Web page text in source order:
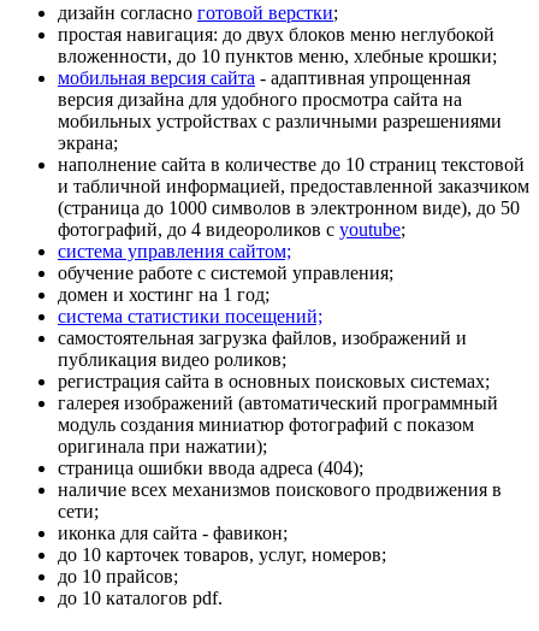
дизайн согласно готовой верстки;
простая навигация: до двух блоков меню неглубокой
вложенности, до 10 пунктов меню, хлебные крошки;
мобильная версия сайта - адаптивная упрощенная
версия дизайна для удобного просмотра сайта на
мобильных устройствах с различными разрешениями
экрана;
наполнение сайта в количестве до 10 страниц текстовой
и табличной информацией, предоставленной заказчиком
(страница до 1000 символов в электронном виде), до 50
фотографий, до 4 видеороликов с youtube;
система управления сайтом;
обучение работе с системой управления;
домен и хостинг на 1 год;
система статистики посещений;
самостоятельная загрузка файлов, изображений и
публикация видео роликов;
регистрация сайта в основных поисковых системах;
галерея изображений (автоматический программный
модуль создания миниатюр фотографий с показом
оригинала при нажатии);
страница ошибки ввода адреса (404);
наличие всех механизмов поискового продвижения в
сети;
иконка для сайта - фавикон;
до 10 карточек товаров, услуг, номеров;
до 10 прайсов;
до 10 каталогов pdf.